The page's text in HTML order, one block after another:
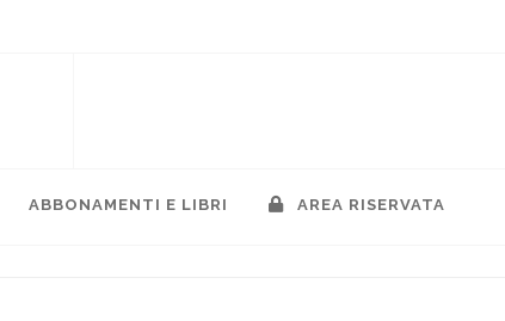
ABBONAMENTI E LIBRI AREA RISERVATA